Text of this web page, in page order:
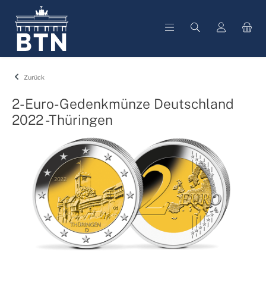
springen
Zurück
2-Euro-Gedenkmünze Deutschland
2022 -Thüringen